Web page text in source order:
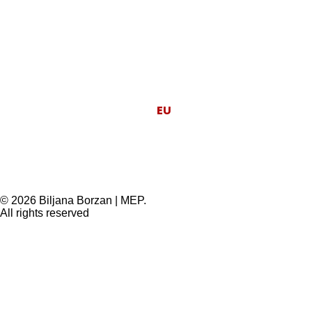
EU
© 2026 Biljana Borzan | MEP.
All rights reserved